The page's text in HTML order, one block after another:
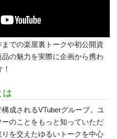
での楽屋裏トークや初公開資
の魅力を実際に企画から携わ
は
成されるVTuberグループ。ユ
のことをもっと知っていただ
を交えたゆるいトークを中心